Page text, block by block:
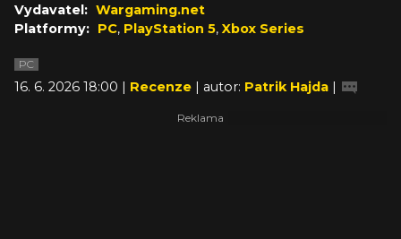
Vydavatel: Wargaming.net
Platformy: PC, PlayStation 5, Xbox Series
PC
16. 6. 2026 18:00 | Recenze | autor: Patrik Hajda |